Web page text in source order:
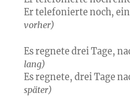
Er telefonierte noch,
vorher)
Es regnete drei Tage,
lang)
Es regnete, drei Tage
später)